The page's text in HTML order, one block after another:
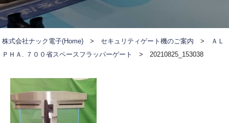
株式会社ナック電子(Home) > セキュリティゲート機のご案内 >
ＡＬ
ＰＨＡ. ７００省スペースフラッパーゲート
> 20210825_153038